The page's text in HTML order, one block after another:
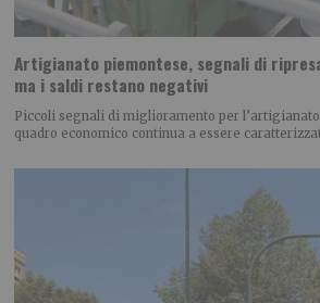
Artigianato piemontese, segnali di
ma i saldi restano negativi
Piccoli segnali di miglioramento per
quadro economico continua a essere